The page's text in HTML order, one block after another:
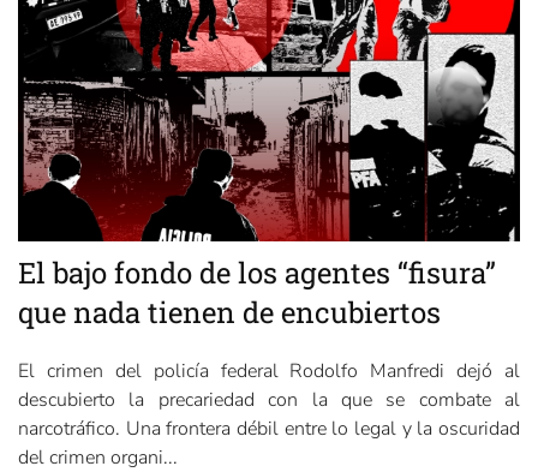
El bajo fondo de los agentes “fisura”
que nada tienen de encubiertos
El crimen del policía federal Rodolfo Manfredi dejó al
descubierto la precariedad con la que se combate al
narcotráfico. Una frontera débil entre lo legal y la oscuridad
del crimen organi...